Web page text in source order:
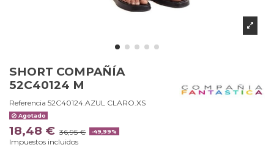
SHORT COMPAÑÍA
52C40124 M
Referencia 52C40124.AZUL CLARO.XS
Agotado
18,48 € 36,95 € -49,99%
Impuestos incluidos